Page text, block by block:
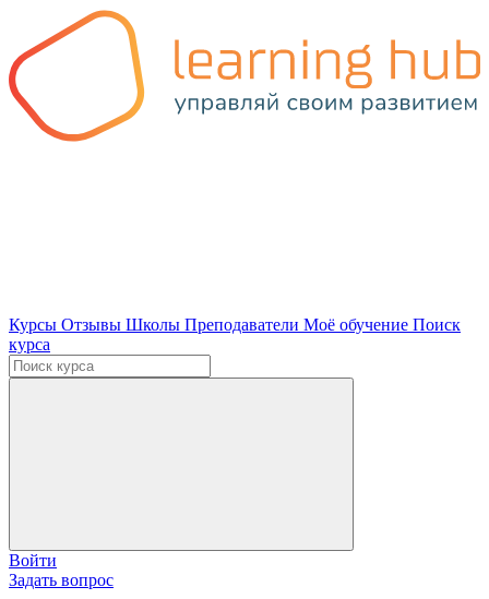
Курсы Отзывы Школы Преподаватели Моё обучение Поиск
курса
Войти
Задать вопрос